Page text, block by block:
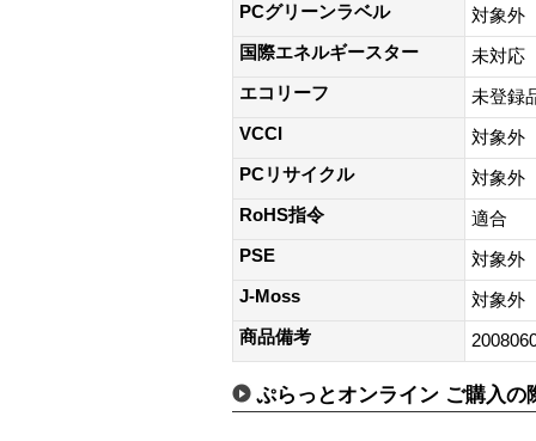
PCグリーンラベル
対象外
国際エネルギースター
未対応
エコリーフ
未登録
VCCI
対象外
PCリサイクル
対象外
RoHS指令
適合
PSE
対象外
J-Moss
対象外
商品備考
ぷらっとオンライン ご購入の